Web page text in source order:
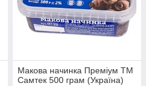
Макова начинка Преміум ТМ
Самтек 500 грам (Україна)